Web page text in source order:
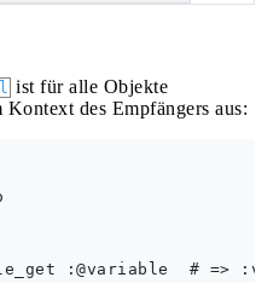
ist für alle Objekte
des Empfängers aus: